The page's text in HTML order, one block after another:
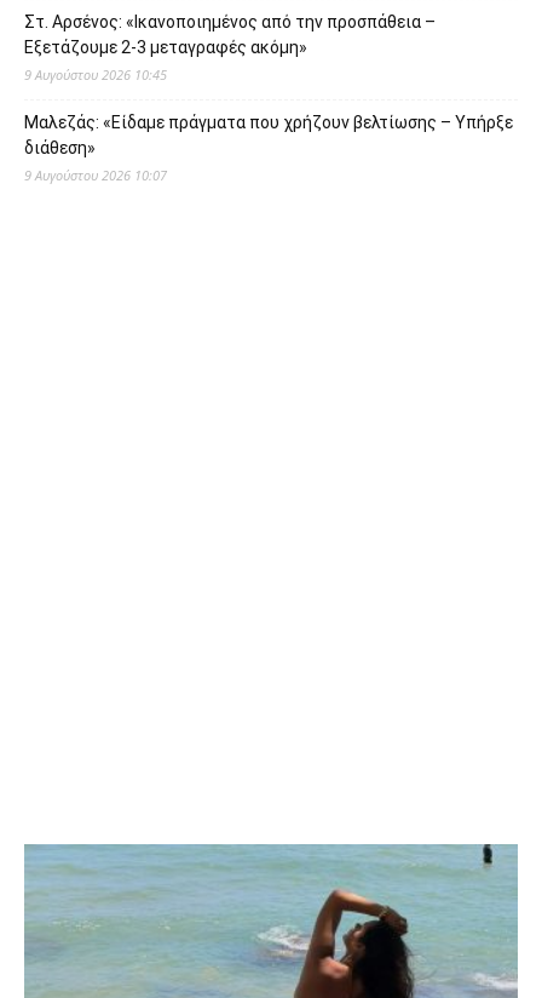
Στ. Αρσένος: «Ικανοποιημένος από την προσπάθεια –
Εξετάζουμε 2-3 μεταγραφές ακόμη»
9 Αυγούστου 2026 10:45
Μαλεζάς: «Είδαμε πράγματα που χρήζουν βελτίωσης – Υπήρξε
διάθεση»
9 Αυγούστου 2026 10:07